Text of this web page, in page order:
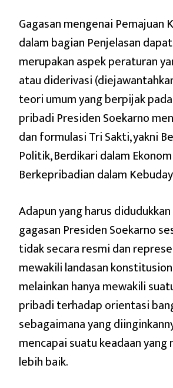
Gagasan mengenai Pemajuan
dalam bagian Penjelasan
merupakan aspek peraturan
atau diderivasi
teori umum yang berpijak
pribadi Presiden Soekarno
dan formulasi Tri Sakti, yakni
Politik, Berdikari dalam
Berkepribadian dalam
Adapun yang harus
gagasan Presiden Soekarno
tidak secara resmi dan
mewakili landasan
melainkan hanya mewakili
pribadi terhadap orientasi
sebagaimana yang
mencapai suatu keadaan yang
lebih baik.